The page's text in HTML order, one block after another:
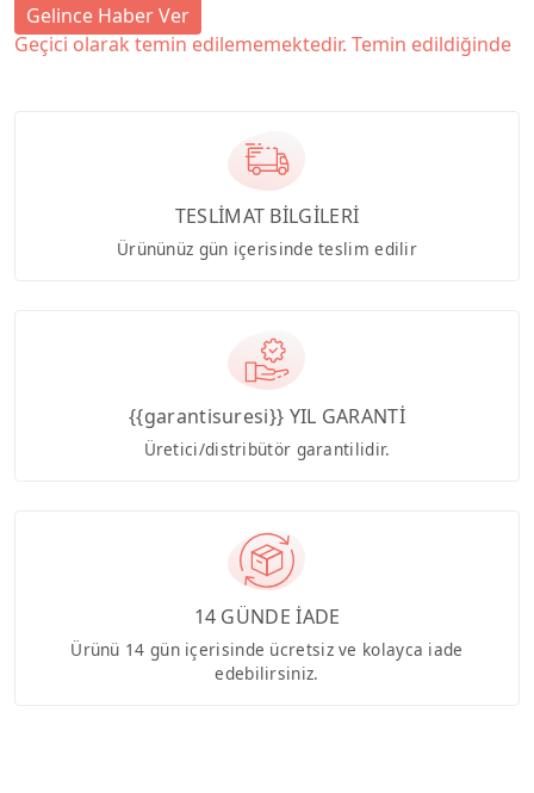
Gelince Haber Ver
Geçici olarak temin edilememektedir. Temin edildiğinde
TESLİMAT BİLGİLERİ
Ürününüz gün içerisinde teslim edilir
{{garantisuresi}} YIL GARANTİ
Üretici/distribütör garantilidir.
14 GÜNDE İADE
Ürünü 14 gün içerisinde ücretsiz ve kolayca iade
edebilirsiniz.